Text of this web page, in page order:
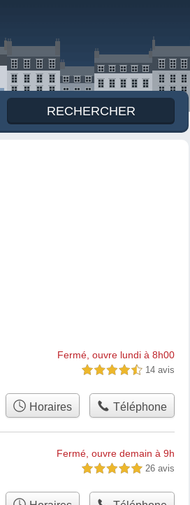
Fermé, ouvre lundi à 8h00
4,5 étoiles sur 5 14 avis
Horaires Téléphone
Fermé, ouvre demain à 9h
5,0 étoiles sur 5 26 avis